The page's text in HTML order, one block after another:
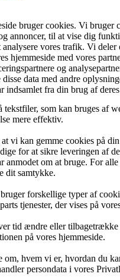
bruger cookies. Vi bruger
annoncer, til at vise dig
vores trafik. Vi deler
hjemmeside med vores
og
data med andre
indsamlet fra din brug af deres
tekstfiler, som kan bruges af
mere effektiv.
vi kan gemme cookies på
for at sikre leveringen af
anmodet om at bruge. For
dit samtykke.
forskellige typer af
tjenester, der vises på
tid ændre eller tilbagetrække
på vores hjemmeside.
om, hvem vi er, hvordan du
persondata i vores